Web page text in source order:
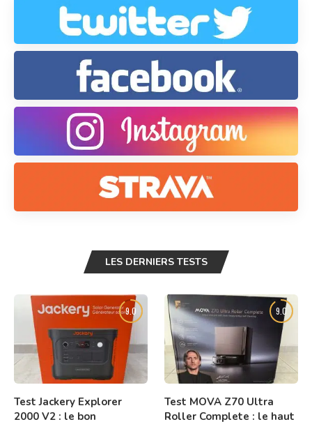
LES DERNIERS TESTS
9.0
Test Jackery Explorer
2000 V2 : le bon
9.0
Test MOVA Z70 Ultra
Roller Complete : le haut